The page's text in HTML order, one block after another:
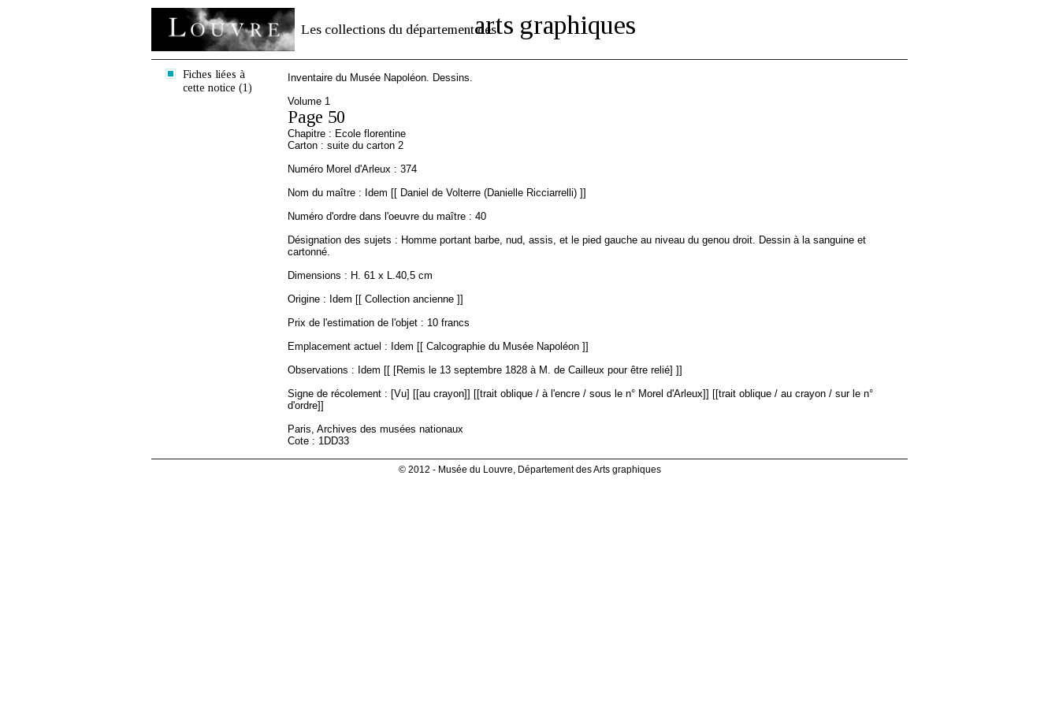
Les collections du département desarts graphiques
Fiches liées à
cette notice (1)
Inventaire du Musée Napoléon. Dessins.
Volume 1
Page 50
Chapitre : Ecole florentine
Carton : suite du carton 2
Numéro Morel d'Arleux : 374
Nom du maître : Idem [[ Daniel de Volterre (Danielle Ricciarrelli) ]]
Numéro d'ordre dans l'oeuvre du maître : 40
Désignation des sujets : Homme portant barbe, nud, assis, et le pied gauche au niveau du genou droit. Dessin à la sanguine et
cartonné.
Dimensions : H. 61 x L.40,5 cm
Origine : Idem [[ Collection ancienne ]]
Prix de l'estimation de l'objet : 10 francs
Emplacement actuel : Idem [[ Calcographie du Musée Napoléon ]]
Observations : Idem [[ [Remis le 13 septembre 1828 à M. de Cailleux pour être relié] ]]
Signe de récolement : [Vu] [[au crayon]] [[trait oblique / à l'encre / sous le n° Morel d'Arleux]] [[trait oblique / au crayon / sur le n°
d'ordre]]
Paris, Archives des musées nationaux
Cote : 1DD33
© 2012 - Musée du Louvre, Département des Arts graphiques